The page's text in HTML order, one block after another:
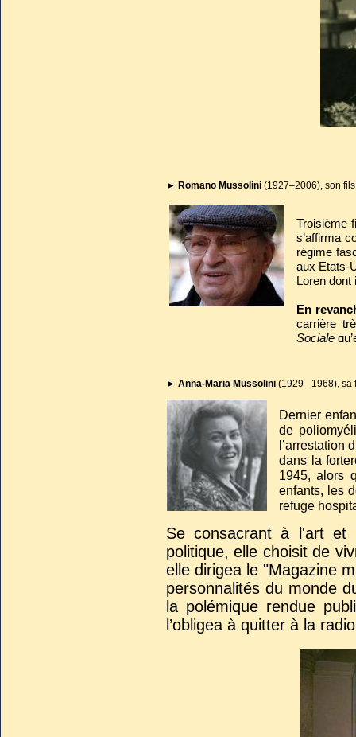
Troisième
s’affirma
régime
aux Etats-
Loren dont
En
carrière
Sociale
► Romano Mussolini (1927–2006), son
Dernier
de
l’arrestation
dans la
1945, alors
enfants, les
refuge
Se consacrant à l'art et
politique, elle choisit de
elle dirigea le "Magazine
personnalités du monde
la polémique rendue
l’obligea à quitter à la
l’art. Opérée en 1966
ans plus tard alors que
► Anna-Maria Mussolini (1929 - 1968), sa